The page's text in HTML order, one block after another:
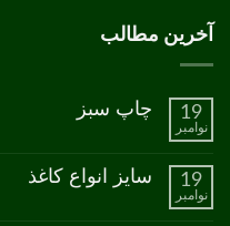
آخرین مطالب
19
نوامبر
چاپ سبز
چاپ
ثبت
نشده
19
نوامبر
سایز انواع کاغذ